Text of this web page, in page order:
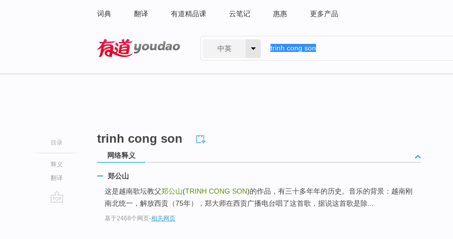
词典 翻译 有道精品课 云笔记 惠惠 更多产品
中英
目录
释义
翻译
trinh cong son
网络释义
郑公山
这是越南歌坛教父郑公山(TRINH CONG SON)的作品，有三十多年年的历史。音乐的背景：越南刚
南北统一，解放西贡（75年），郑大师在西贡广播电台唱了这首歌，据说这首歌是除...
基于2468个网页-相关网页